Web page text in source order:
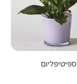
ספיטיפליום